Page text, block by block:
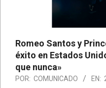
Romeo Santos y
éxito en Estados
que nunca»
POR: COMUNICADO EN: